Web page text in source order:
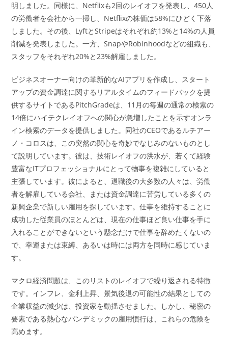
明しました。同様に、Netflixも2回のレイオフを発表し、450人
の労働者を会社から一掃し、Netflixの株価は58%にひどく下落
しました。その後、LyftとStripeはそれぞれ約13%と14%の人員
削減を発表しました。一方、SnapやRobinhoodなどの組織も、
スタッフをそれぞれ20%と23%解雇しました。
ビジネスオーナー向けの革新的なAIアプリを作成し、スタート
アップの資金調達に関するリアルタイムのフィードバックを提
供するサイトであるPitchGradeは、11月の毎週の通常の検索の
14倍にハイテクレイオフへの関心が急増したことを示すオンラ
イン検索のデータを提供しました。同社のCEOであるルチアー
ノ・コロスは、この突然の関心を奇妙でなじみのないものとし
て説明しています。彼は、技術レイオフの洪水が、若くて経験
豊富なITプロフェッショナルにとって物事を複雑にしていると
主張しています。彼によると、退職後の大多数の人々は、労働
者を解雇している会社、または資金調達に苦労している多くの
新興企業で新しい雇用を探しています。仕事を維持することに
成功した従業員のほとんどは、現在の仕事ほど良い仕事を手に
入れることができないという懸念だけで仕事を辞めたくないの
で、幸運または束縛、あるいは時には両方を同時に感じていま
す。
マクロ経済問題は、このリストのレイオフで繰り返される特徴
です。インフレ、金利上昇、景気後退の可能性の結果としての
企業収益の減少は、投資家を動揺させました。しかし、秘密の
要素である熱心なパンデミックの雇用慣行は、これらの危険を
高めます。